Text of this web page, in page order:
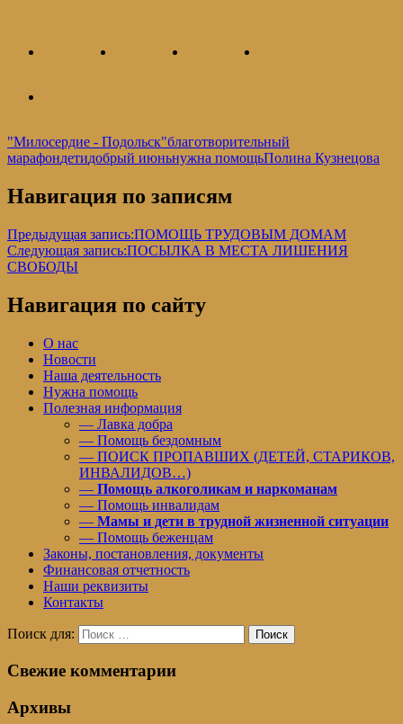
"Милосердие - Подольск"благотворительный
марафондетидобрый июньнужна помощьПолина Кузнецова
Навигация по записям
Предыдущая запись:ПОМОЩЬ ТРУДОВЫМ ДОМАМ
Следующая запись:ПОСЫЛКА В МЕСТА ЛИШЕНИЯ
СВОБОДЫ
Навигация по сайту
О нас
Новости
Наша деятельность
Нужна помощь
Полезная информация
— Лавка добра
— Помощь бездомным
— ПОИСК ПРОПАВШИХ (ДЕТЕЙ, СТАРИКОВ,
ИНВАЛИДОВ…)
— Помощь алкоголикам и наркоманам
— Помощь инвалидам
— Мамы и дети в трудной жизненной ситуации
— Помощь беженцам
Законы, постановления, документы
Финансовая отчетность
Наши реквизиты
Контакты
Поиск для: Поиск
Свежие комментарии
Архивы